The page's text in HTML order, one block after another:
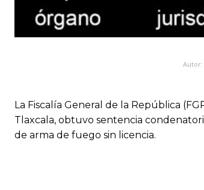
Autor:
La Fiscalía General de la República
Tlaxcala, obtuvo sentencia
de arma de fuego sin licencia.